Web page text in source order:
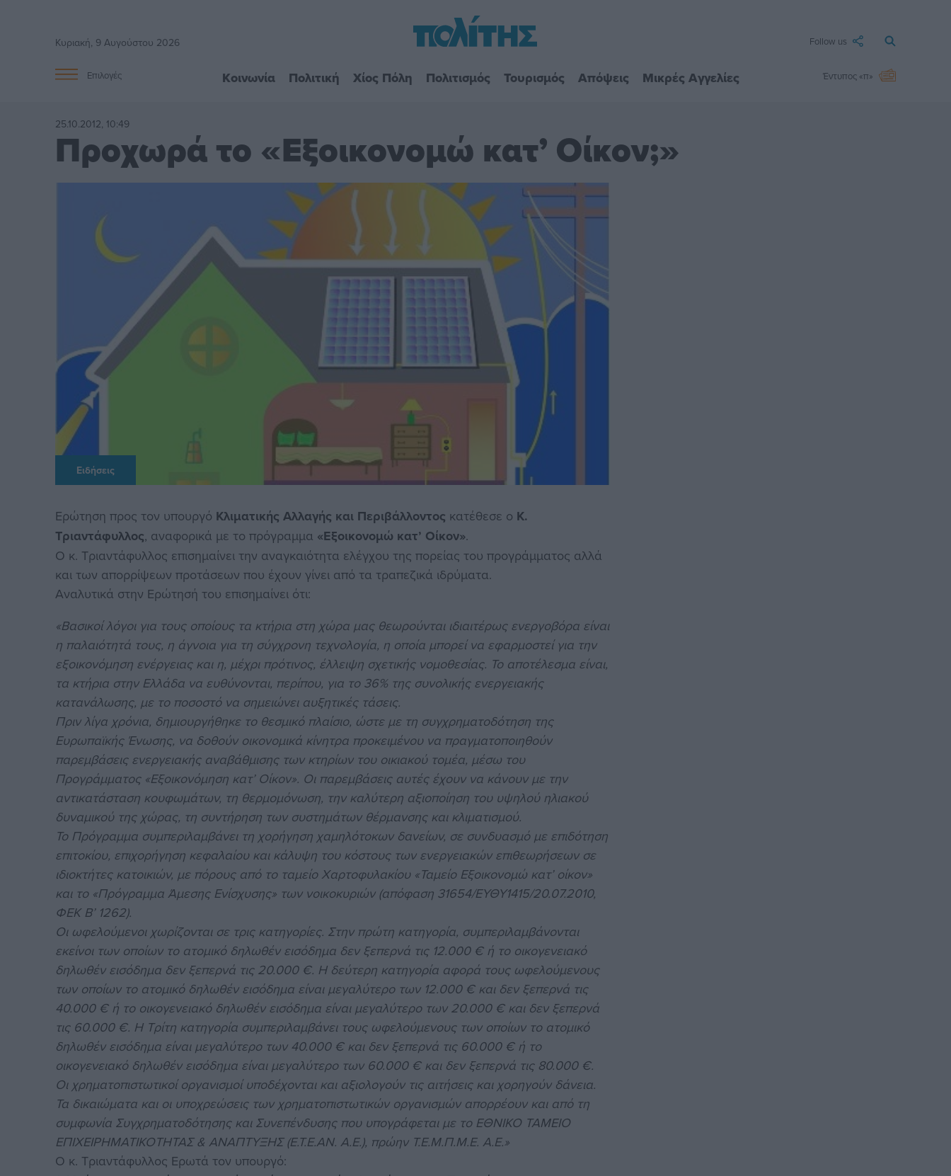
Κυριακή, 9 Αυγούστου 2026 Follow us
Επιλογές Κοινωνία Πολιτική Χίος Πόλη Πολιτισμός Τουρισμός Απόψεις Μικρές Αγγελίες Έντυπος «π»
25.10.2012, 10:49
Προχωρά το «Εξοικονομώ κατ’ Οίκον;»
Ειδήσεις
Ερώτηση προς τον υπουργό Κλιματικής Αλλαγής και Περιβάλλοντος κατέθεσε ο Κ.
Τριαντάφυλλος, αναφορικά με το πρόγραμμα «Εξοικονομώ κατ’ Οίκον».
Ο κ. Τριαντάφυλλος επισημαίνει την αναγκαιότητα ελέγχου της πορείας του προγράμματος αλλά
και των απορρίψεων προτάσεων που έχουν γίνει από τα τραπεζικά ιδρύματα.
Αναλυτικά στην Ερώτησή του επισημαίνει ότι:
«Βασικοί λόγοι για τους οποίους τα κτήρια στη χώρα μας θεωρούνται ιδιαιτέρως ενεργοβόρα είναι
η παλαιότητά τους, η άγνοια για τη σύγχρονη τεχνολογία, η οποία μπορεί να εφαρμοστεί για την
εξοικονόμηση ενέργειας και η, μέχρι πρότινος, έλλειψη σχετικής νομοθεσίας. Το αποτέλεσμα είναι,
τα κτήρια στην Ελλάδα να ευθύνονται, περίπου, για το 36% της συνολικής ενεργειακής
κατανάλωσης, με το ποσοστό να σημειώνει αυξητικές τάσεις.
Πριν λίγα χρόνια, δημιουργήθηκε το θεσμικό πλαίσιο, ώστε με τη συγχρηματοδότηση της
Ευρωπαϊκής Ένωσης, να δοθούν οικονομικά κίνητρα προκειμένου να πραγματοποιηθούν
παρεμβάσεις ενεργειακής αναβάθμισης των κτηρίων του οικιακού τομέα, μέσω του
Προγράμματος «Εξοικονόμηση κατ’ Οίκον». Οι παρεμβάσεις αυτές έχουν να κάνουν με την
αντικατάσταση κουφωμάτων, τη θερμομόνωση, την καλύτερη αξιοποίηση του υψηλού ηλιακού
δυναμικού της χώρας, τη συντήρηση των συστημάτων θέρμανσης και κλιματισμού.
Το Πρόγραμμα συμπεριλαμβάνει τη χορήγηση χαμηλότοκων δανείων, σε συνδυασμό με επιδότηση
επιτοκίου, επιχορήγηση κεφαλαίου και κάλυψη του κόστους των ενεργειακών επιθεωρήσεων σε
ιδιοκτήτες κατοικιών, με πόρους από το ταμείο Χαρτοφυλακίου «Ταμείο Εξοικονομώ κατ’ οίκον»
και το «Πρόγραμμα Άμεσης Ενίσχυσης» των νοικοκυριών (απόφαση 31654/ΕΥΘΥ1415/20.07.2010,
ΦΕΚ Β’ 1262).
Οι ωφελούμενοι χωρίζονται σε τρις κατηγορίες. Στην πρώτη κατηγορία, συμπεριλαμβάνονται
εκείνοι των οποίων το ατομικό δηλωθέν εισόδημα δεν ξεπερνά τις 12.000 € ή το οικογενειακό
δηλωθέν εισόδημα δεν ξεπερνά τις 20.000 €. Η δεύτερη κατηγορία αφορά τους ωφελούμενους
των οποίων το ατομικό δηλωθέν εισόδημα είναι μεγαλύτερο των 12.000 € και δεν ξεπερνά τις
40.000 € ή το οικογενειακό δηλωθέν εισόδημα είναι μεγαλύτερο των 20.000 € και δεν ξεπερνά
τις 60.000 €. Η Τρίτη κατηγορία συμπεριλαμβάνει τους ωφελούμενους των οποίων το ατομικό
δηλωθέν εισόδημα είναι μεγαλύτερο των 40.000 € και δεν ξεπερνά τις 60.000 € ή το
οικογενειακό δηλωθέν εισόδημα είναι μεγαλύτερο των 60.000 € και δεν ξεπερνά τις 80.000 €.
Οι χρηματοπιστωτικοί οργανισμοί υποδέχονται και αξιολογούν τις αιτήσεις και χορηγούν δάνεια.
Τα δικαιώματα και οι υποχρεώσεις των χρηματοπιστωτικών οργανισμών απορρέουν και από τη
συμφωνία Συγχρηματοδότησης και Συνεπένδυσης που υπογράφεται με το ΕΘΝΙΚΟ ΤΑΜΕΙΟ
ΕΠΙΧΕΙΡΗΜΑΤΙΚΟΤΗΤΑΣ & ΑΝΑΠΤΥΞΗΣ (Ε.Τ.Ε.ΑΝ. Α.Ε.), πρώην Τ.Ε.Μ.Π.Μ.Ε. Α.Ε.»
Ο κ. Τριαντάφυλλος Ερωτά τον υπουργό: